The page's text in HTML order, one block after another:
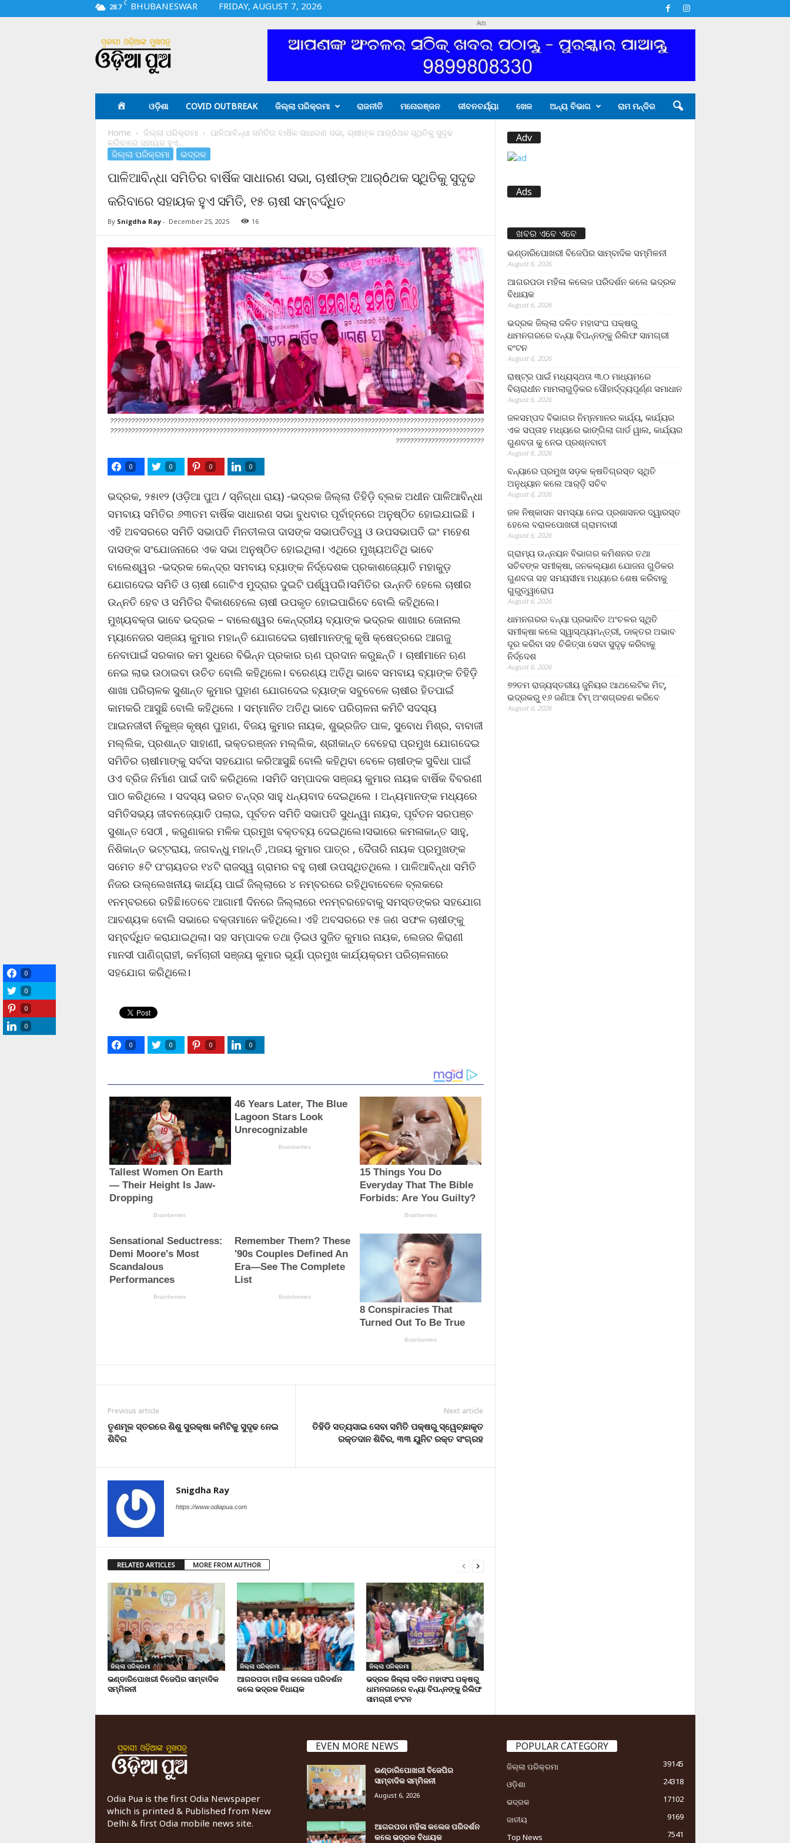
28.7 C BHUBANESWAR
FRIDAY, AUGUST 7, 2026
i
a
Ads
ଓଡ଼ିଶା COVID OUTBREAK ଜିଲ୍ଲା ପରିକ୍ରମା ରାଜନୀତି ମନୋରଞ୍ଜନ ଜୀବନଚର୍ଯ୍ୟା ଖେଳ ଅନ୍ୟ ବିଭାଗ ରାମ ମନ୍ଦିର
Home ଜିଲ୍ଲା ପରିକ୍ରମା
ପାଳିଆବିନ୍ଧା ସମିତିର ବାର୍ଷିକ ସାଧାରଣ ସଭା, ଚାଷୀଙ୍କ ଆର୍ôଥକ ସ୍ଥିତିକୁ ସୁଦୃଢ
କରିବାରେ ସହାୟକ ହୁଏ...
ଜିଲ୍ଲା ପରିକ୍ରମା ଭଦ୍ରକ
ପାଳିଆବିନ୍ଧା ସମିତିର ବାର୍ଷିକ ସାଧାରଣ ସଭା, ଚାଷୀଙ୍କ ଆର୍ôଥକ ସ୍ଥିତିକୁ ସୁଦୃଢ
କରିବାରେ ସହାୟକ ହୁଏ ସମିତି, ୧୫ ଚାଷୀ ସମ୍ବର୍ଦ୍ଧିତ
By Snigdha Ray- December 25, 2025 16
??????????????????????????????????????????????????????????????????????????????????????????????????????????
??????????????????????????????????????????????????????????????????????????????????????????????????????????
?????????????????????????
0 0 0 0
ଭଦ୍ରକ, ୨୫ା୧୨ (ଓଡ଼ିଆ ପୁଅ / ସ୍ନିଗ୍ଧା ରାୟ) -ଭଦ୍ରକ ଜିଲ୍ଲା ତିହିଡି଼ ବ୍ଲକ ଅଧୀନ ପାଳିଆବିନ୍ଧା
ସମବାୟ ସମିତିର ୬୩ତମ ବାର୍ଷିକ ସାଧାରଣ ସଭା ବୁଧବାର ପୂର୍ବାହ୍ନରେ ଅନୁଷ୍ଠିତ ହୋଇଯାଇଛି ।
ଏହି ଅବସରରେ ସମିତି ସଭାପତି ମିନତୀଲତା ଦାସଙ୍କ ସଭାପତିତ୍ୱ ଓ ଉପସଭାପତି ଇଂ ମହେଶ
ଦାସଙ୍କ ସଂଯୋଜନାରେ ଏକ ସଭା ଅନୁଷ୍ଠିତ ହୋଇଥିଲା। ଏଥିରେ ମୁଖ୍ୟଅତିଥି ଭାବେ
ବାଲେଶ୍ୱର -ଭଦ୍ରକ କେନ୍ଦ୍ର ସମବାୟ ବ୍ୟାଙ୍କ ନିର୍ଦ୍ଦେଶକ ପ୍ରକାଶଜ୍ୟୋତି ମହାକୁଡ଼
ଯୋଗଦେଇ ସମିତି ଓ ଚାଷୀ ଗୋଟିଏ ମୁଦ୍ରାର ଦୁଇଟି ପର୍ଶ୍ୱପରି।ସମିତିର ଉନ୍ନତି ହେଲେ ଚାଷୀର
ଉନ୍ନତି ହେବ ଓ ସମିତିର ବିକାଶହେଲେ ଚାଷୀ ଉପକୃତ ହୋଇପାରିବେ ବୋଲି କହିଥିଲେ।
ମୁଖ୍ୟବକ୍ତା ଭାବେ ଭଦ୍ରକ – ବାଲେଶ୍ୱର କେନ୍ଦ୍ରୀୟ ବ୍ୟାଙ୍କ ଭଦ୍ରକ ଶାଖାର ଜୋନାଲ
ମ୍ୟାନେଜର ସଞ୍ଜୟ କୁମାର ମହାନ୍ତି ଯୋଗଦେଇ ଚାଷୀମାନଙ୍କୁ କୃଷି କ୍ଷେତ୍ରରେ ଆଗଜୁ
ନେବାପାଇଁ ସରକାର କମ ସୁଧରେ ବିଭିନ୍ନ ପ୍ରକାର ଋଣ ପ୍ରଦାନ କରୁଛନ୍ତି । ଚାଷୀମାନେ ଋଣ
ନେଇ ଲାଭ ଉଠାଇବା ଉଚିତ ବୋଲି କହିଥିଲେ। ବରେଣ୍ୟ ଅତିଥି ଭାବେ ସମବାୟ ବ୍ୟାଙ୍କ ତିହିଡି଼
ଶାଖା ପରିଚାଳକ ସୁଶାନ୍ତ କୁମାର ପୁହାଣ ଯୋଗଦେଇ ବ୍ୟାଙ୍କ ସବୁବେଳେ ଚାଷୀର ହିତପାଇଁ
କାମକରି ଆସୁଛି ବୋଲି କହିଥିଲେ । ସମ୍ମାନିତ ଅତିଥି ଭାବେ ପରିଚାଳନା କମିଟି ସଦସ୍ୟ
ଆଇନଜୀବୀ ନିକୁଞ୍ଜ କୃଷ୍ଣ ପୁହାଣ, ବିଜୟ କୁମାର ନାୟକ, ଶୁଭ୍ରଜିତ ପାଳ, ସୁବୋଧ ମିଶ୍ର, ବାବାଜୀ
ମଲ୍ଲିକ, ପ୍ରଶାନ୍ତ ସାହାଣୀ, ଭକ୍ତରଞ୍ଜନ ମଲ୍ଲିକ, ଶ୍ରୀକାନ୍ତ ବେହେରା ପ୍ରମୁଖ ଯୋଗଦେଇ
ସମିତିର ଚାଷୀମାଙ୍କୁ ସର୍ବଦା ସହଯୋଗ କରିଆସୁଛି ବୋଲି କହିଥିବା ବେଳେ ଚାଷୀଙ୍କ ସୁବିଧା ପାଇଁ
ଓଏ ବ୍ରିଜ ନିର୍ମାଣ ପାଇଁ ଦାବି କରିଥିଲେ ।ସମିତି ସମ୍ପାଦକ ସଞ୍ଜୟ କୁମାର ନାୟକ ବାର୍ଷିକ ବିବରଣୀ
ପାଠ କରିଥିଲେ । ସଦସ୍ୟ ଭରତ ଚନ୍ଦ୍ର ସାହୁ ଧନ୍ୟବାଦ ଦେଇଥିଲେ । ଅନ୍ୟମାନଙ୍କ ମଧ୍ୟରେ
ସମିତିସଭ୍ୟ ଜୀବନଜ୍ୟୋତି ପଲାଇ, ପୂର୍ବତନ ସମିତି ସଭାପତି ସୁଧନ୍ୱା ନାୟକ, ପୂର୍ବତନ ସରପଞ୍ଚ
ସୁଶାନ୍ତ ସେଠୀ , କରୁଣାକର ମଳିକ ପ୍ରମୁଖ ବକ୍ତବ୍ୟ ଦେଇଥିଲେ।ସଭାରେ କମଳାକାନ୍ତ ସାହୁ,
ନିଶିକାନ୍ତ ଭଟ୍ଟରାୟ, ଜଗବନ୍ଧୁ ମହାନ୍ତି ,ଅଜୟ କୁମାର ପାତ୍ର , ଦୈତାରି ନାୟକ ପ୍ରମୁଖଙ୍କ
ସମେତ ୫ଟି ପଂଚାୟତର ୧୪ଟି ରାଜସ୍ୱ ଗ୍ରାମର ବହୁ ଚାଷୀ ଉପସ୍ଥିତଥିଲେ । ପାଳିଆବିନ୍ଧା ସମିତି
ନିଜର ଉଲ୍ଲେଖନୀୟ କାର୍ଯ୍ୟ ପାଇଁ ଜିଲ୍ଲାରେ ୪ ନମ୍ବରରେ ରହିଥିବାବେଳେ ବ୍ଲକରେ
୧ନମ୍ବରରେ ରହିଛି।ତେବେ ଆଗାମୀ ଦିନରେ ଜିଲ୍ଲାରେ ୧ନମ୍ବରହେବାକୁ ସମସ୍ତଙ୍କର ସହଯୋଗ
ଆବଶ୍ୟକ ବୋଲି ସଭାରେ ବକ୍ତାମାନେ କହିଥିଲେ। ଏହି ଅବସରରେ ୧୫ ଜଣ ସଫଳ ଚାଷୀଙ୍କୁ
ସମ୍ବର୍ଦ୍ଧିତ କରାଯାଇଥିଲା। ସହ ସମ୍ପାଦକ ତଥା ଡ଼ିଇଓ ସୁଜିତ କୁମାର ନାୟକ, ଲେଜର କିରାଣୀ
ମାନସୀ ପାଣିଗ୍ରାହୀ, କର୍ମଚାରୀ ସଞ୍ଜୟ କୁମାର ଭୂୟାଁ ପ୍ରମୁଖ କାର୍ଯ୍ୟକ୍ରମ ପରିଚାଳନାରେ
ସହଯୋଗ କରିଥିଲେ।
0 0 0 0
Previous article
ତୃଣମୂଳ ସ୍ତରରେ ଶିଶୁ ସୁରକ୍ଷା କମିଟିକୁ ସୁଦୃଢ ନେଇ
ଶିବିର
Next article
ତିହିଡି ସତ୍ୟସାଇ ସେବା ସମିତି ପକ୍ଷରୁ ସ୍ୱେଚ୍ଛାକୃତ
ରକ୍ତଦାନ ଶିବିର, ୩୩ ୟୁନିଟ ରକ୍ତ ସଂଗ୍ରହ
Snigdha Ray
https://www.odiapua.com
RELATED ARTICLES MORE FROM AUTHOR
ଜିଲ୍ଲା ପରିକ୍ରମା
ଭଣ୍ଡାରିପୋଖରୀ ବିଜେପିର ସାମ୍ବାଦିକ
ସମ୍ମିଳନୀ
ଜିଲ୍ଲା ପରିକ୍ରମା
ଆଗରପଡା ମହିଳା କଲେଜ ପରିଦର୍ଶନ
କଲେ ଭଦ୍ରକ ବିଧାୟକ
ଜିଲ୍ଲା ପରିକ୍ରମା
ଭଦ୍ରକ ଜିଲ୍ଲା ଦଳିତ ମହାସଂଘ ପକ୍ଷରୁ
ଧାମନଗରରେ ବନ୍ୟା ବିପନ୍ନଙ୍କୁ ରିଲିଫ
ସାମଗ୍ରୀ ବଂଟନ
Adv
Ads
ଖବର ଏବେ ଏବେ
ଭଣ୍ଡାରିପୋଖରୀ ବିଜେପିର ସାମ୍ବାଦିକ ସମ୍ମିଳନୀ
August 6, 2026
ଆଗରପଡା ମହିଳା କଲେଜ ପରିଦର୍ଶନ କଲେ ଭଦ୍ରକ
ବିଧାୟକ
August 6, 2026
ଭଦ୍ରକ ଜିଲ୍ଲା ଦଳିତ ମହାସଂଘ ପକ୍ଷରୁ
ଧାମନଗରରେ ବନ୍ୟା ବିପନ୍ନଙ୍କୁ ରିଲିଫ ସାମଗ୍ରୀ
ବଂଟନ
August 6, 2026
ରାଷ୍ଟ୍ର ପାଇଁ ମଧ୍ୟସ୍ଥତା ୩.୦ ମାଧ୍ୟମରେ
ବିଚାରାଧୀନ ମାମଲାଗୁଡ଼ିକର ସୌହାର୍ଦ୍ଦ୍ୟପୂର୍ଣ୍ଣ ସମାଧାନ
August 6, 2026
ଜଳସମ୍ପଦ ବିଭାଗର ନିମ୍ନମାନର କାର୍ଯ୍ୟ, କାର୍ଯ୍ୟର
ଏକ ସପ୍ତାହ ମଧ୍ୟରେ ଭାଙ୍ଗିଲା ଗାର୍ଡ ୱାଲ, କାର୍ଯ୍ୟର
ଗୁଣବତା କୁ ନେଇ ପ୍ରଶ୍ନବାଚୀ
August 6, 2026
ବନ୍ୟାରେ ପ୍ରମୁଖ ସଡ଼କ କ୍ଷତିଗ୍ରସ୍ତ ସ୍ଥିତି
ଅନୁଧ୍ୟାନ କଲେ ଆର୍‌ଡ଼ି ସଚିବ
August 6, 2026
ଜଳ ନିଷ୍କାସନ ସମସ୍ୟା ନେଇ ପ୍ରଶାସନର ଦ୍ୱାରସ୍ତ
ହେଲେ ବରାଳପୋଖରୀ ଗ୍ରାମବାସୀ
August 6, 2026
ଗ୍ରାମ୍ୟ ଉନ୍ନୟନ ବିଭାଗର କମିଶନର ତଥା
ସଚିବଙ୍କ ସମୀକ୍ଷା, ଜନକଲ୍ୟାଣ ଯୋଜନା ଗୁଡିକର
ଗୁଣବତା ସହ ସମୟସୀମା ମଧ୍ୟରେ ଶେଷ କରିବାକୁ
ଗୁରୁତ୍ୱାରୋପ
August 6, 2026
ଧାମନଗରର ବନ୍ୟା ପ୍ରଭାବିତ ଅଂଚଳର ସ୍ଥିତି
ସମୀକ୍ଷା କଲେ ସ୍ୱାସ୍ଥ୍ୟମନ୍ତ୍ରୀ, ଡାକ୍ତର ଅଭାବ
ଦୂର କରିବା ସହ ଚିକିତ୍ସା ସେବା ସୁଦୃଢ଼ କରିବାକୁ
ନିର୍ଦ୍ଦେଶ
August 6, 2026
୭୨ତମ ରାଜ୍ୟସ୍ତରୀୟ ଜୁନିୟର ଆଥଲେଟିକ ମିଟ୍‌,
ଭଦ୍ରକରୁ ୧୬ ଜଣିଆ ଟିମ୍ ଅଂଶଗ୍ରହଣ କରିବେ
August 6, 2026
Odia Pua is the first Odia Newspaper
which is printed & Published from New
Delhi & first Odia mobile news site.
EVEN MORE NEWS
ଭଣ୍ଡାରିପୋଖରୀ ବିଜେପିର
ସାମ୍ବାଦିକ ସମ୍ମିଳନୀ
August 6, 2026
ଆଗରପଡା ମହିଳା କଲେଜ ପରିଦର୍ଶନ
କଲେ ଭଦ୍ରକ ବିଧାୟକ
POPULAR CATEGORY
ଜିଲ୍ଲା ପରିକ୍ରମା
39145
ଓଡ଼ିଶା
24318
ଭଦ୍ରକ
17102
ଜାତୀୟ
9169
Top News
7541
0
0
0
0